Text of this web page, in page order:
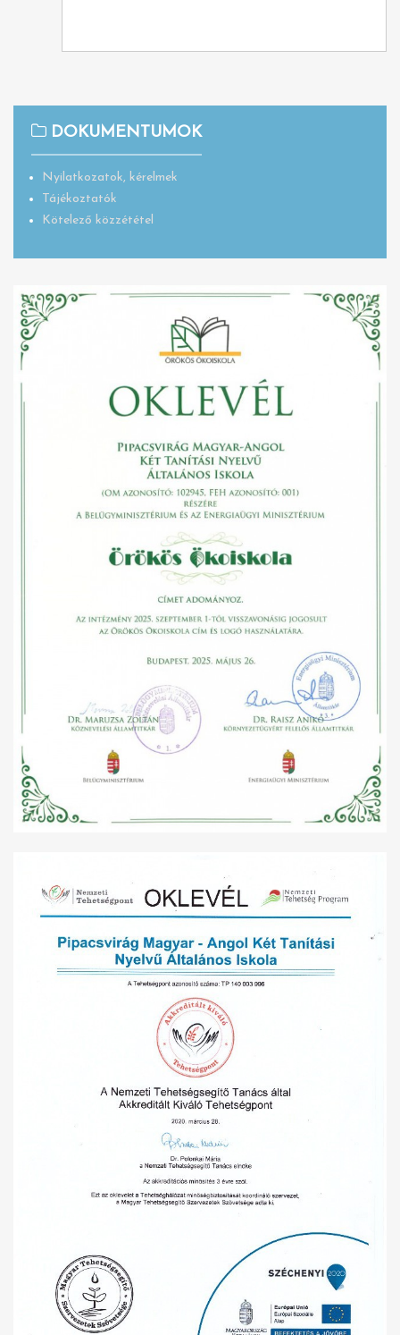
DOKUMENTUMOK
Nyilatkozatok, kérelmek
Tájékoztatók
Kötelező közzététel